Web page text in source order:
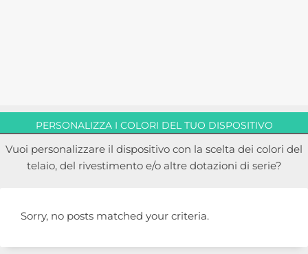
PERSONALIZZA I COLORI DEL TUO DISPOSITIVO
Vuoi personalizzare il dispositivo con la scelta dei colori del
telaio, del rivestimento e/o altre dotazioni di serie?
Sorry, no posts matched your criteria.